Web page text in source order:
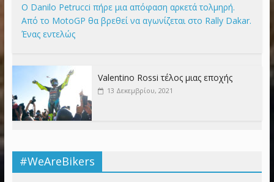
Ο Danilo Petrucci πήρε μια απόφαση αρκετά τολμηρή.
Από το MotoGP θα βρεθεί να αγωνίζεται στο Rally Dakar.
Ένας εντελώς
Valentino Rossi τέλος μιας εποχής
13 Δεκεμβρίου, 2021
#WeAreBikers